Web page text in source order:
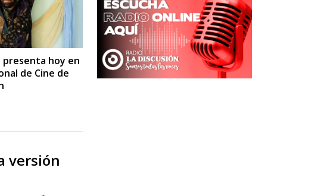
presenta hoy en
de Cine de
versión